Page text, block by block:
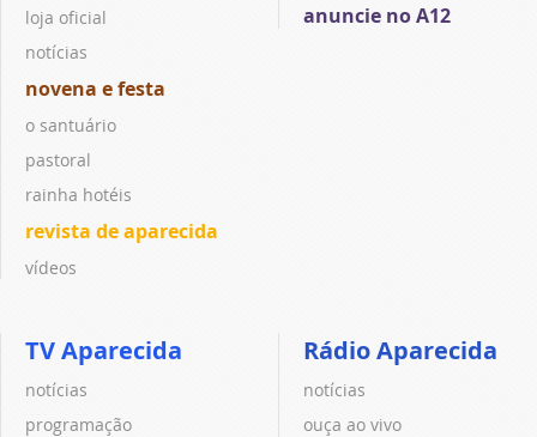
loja oficial
notícias
novena e festa
o santuário
pastoral
rainha hotéis
revista de aparecida
vídeos
anuncie no A12
TV Aparecida
notícias
programação
Rádio Aparecida
notícias
ouça ao vivo